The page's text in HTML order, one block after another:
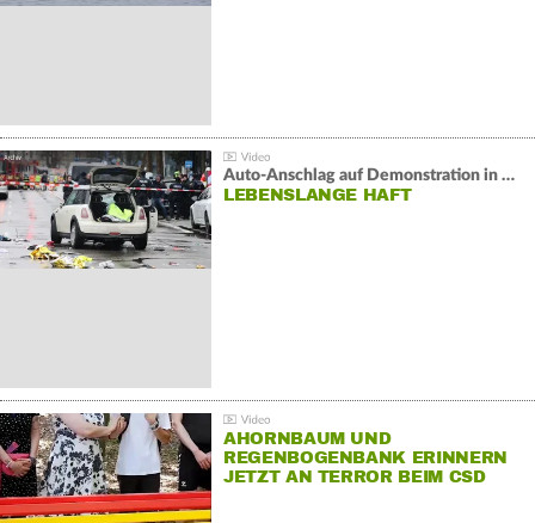
Auto-Anschlag auf Demonstration in München:
LEBENSLANGE HAFT
AHORNBAUM UND
REGENBOGENBANK ERINNERN
JETZT AN TERROR BEIM CSD